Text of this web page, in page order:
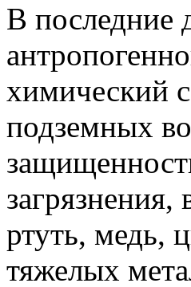
В последние
химический
подземных
ртуть, медь,
тяжелых